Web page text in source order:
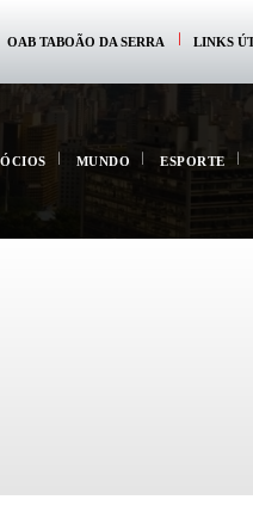
OAB TABOÃO DA SERRA LINKS
MUNDO ESPORTE